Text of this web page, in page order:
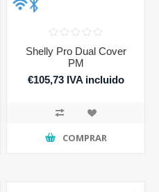
Shelly Pro Dual Cover
PM
€105,73 IVA incluido
COMPRAR